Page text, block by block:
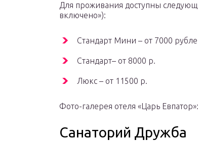
Для проживания доступны
включено»):
Стандарт Мини – от 7000
Стандарт– от 8000 р.
Люкс – от 11500 р.
Фото-галерея отеля «Царь Евпатор»:
Санаторий Дружба